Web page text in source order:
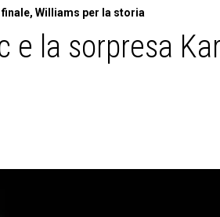
Williams per la storia
e la sorpresa